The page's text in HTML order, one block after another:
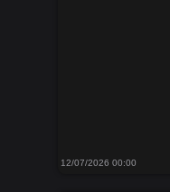
12/07/2026 00:00